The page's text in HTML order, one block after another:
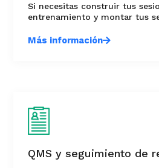
Si necesitas construir tus
entrenamiento y montar tus
Más información
QMS y seguimiento de